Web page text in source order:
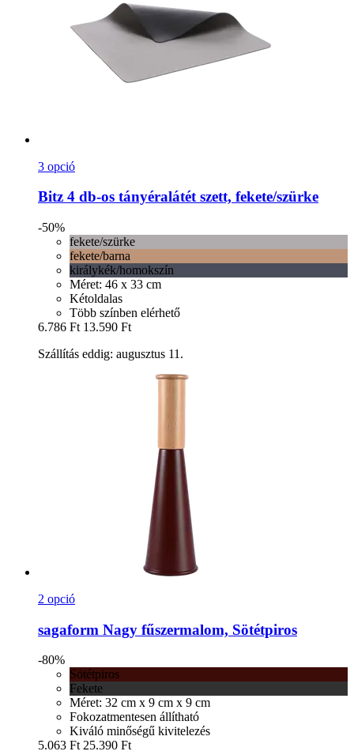
3 opció
Bitz 4 db-​os tányéralátét szett, fekete/szürke
-50%
fekete/szürke
fekete/barna
királykék/homokszín
Méret: 46 x 33 cm
Kétoldalas
Több színben elérhető
6.786 Ft 13.590 Ft
Szállítás eddig: augusztus 11.
2 opció
sagaform Nagy fűszermalom, Sötétpiros
-80%
Sötétpiros
Fekete
Méret: 32 cm x 9 cm x 9 cm
Fokozatmentesen állítható
Kiváló minőségű kivitelezés
5.063 Ft 25.390 Ft